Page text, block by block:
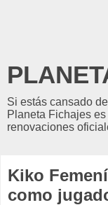
Si estás cansado
Planeta Fichajes
renovaciones
Kiko
como